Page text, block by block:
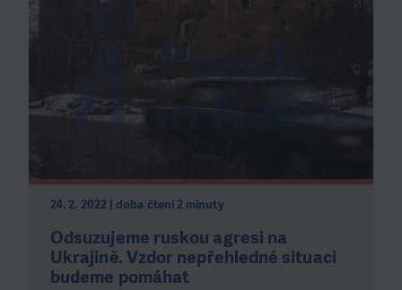
24. 2. 2022 | doba čtení 2 minuty
Odsuzujeme ruskou agresi na
Ukrajině. Vzdor nepřehledné situaci
budeme pomáhat